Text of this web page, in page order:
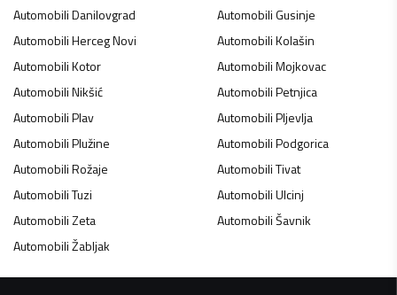
AutomobiliDanilovgrad AutomobiliGusinje
AutomobiliHerceg Novi AutomobiliKolašin
AutomobiliKotor AutomobiliMojkovac
AutomobiliNikšić AutomobiliPetnjica
AutomobiliPlav AutomobiliPljevlja
AutomobiliPlužine AutomobiliPodgorica
AutomobiliRožaje AutomobiliTivat
AutomobiliTuzi AutomobiliUlcinj
AutomobiliZeta AutomobiliŠavnik
AutomobiliŽabljak